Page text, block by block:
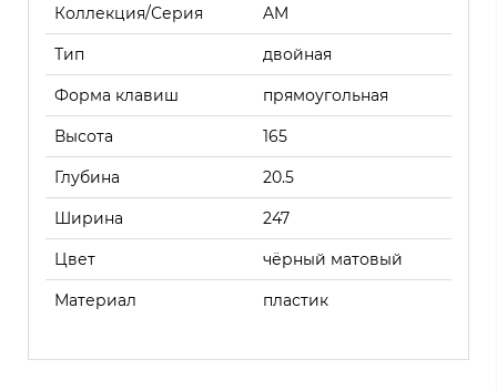
Коллекция/Серия AM
Тип двойная
Форма клавиш прямоугольная
Высота 165
Глубина 20.5
Ширина 247
Цвет чёрный матовый
Материал пластик